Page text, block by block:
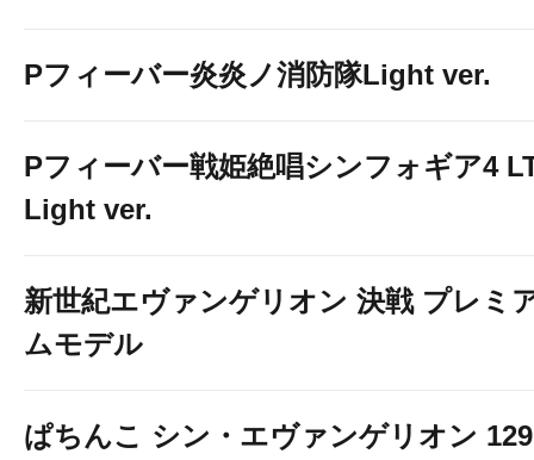
Pフィーバー炎炎ノ消防隊Light ver.
Pフィーバー戦姫絶唱シンフォギア4
Light ver.
新世紀エヴァンゲリオン 決戦 プレミ
ムモデル
ぱちんこ シン・エヴァンゲリオン 129